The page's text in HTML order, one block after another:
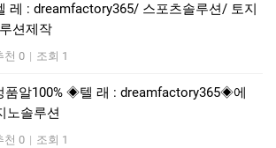
레 : dreamfactory365/ 스포츠솔루션/ 토지
션제작
천 0 | 조회 1
품알100% ◈텔 래 : dreamfactory365◈에
노솔루션
천 0 | 조회 1